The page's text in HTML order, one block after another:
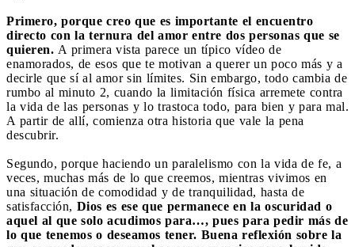
Primero, porque creo que es importante el encuentro
directo con la ternura del amor entre dos personas que se
quieren. A primera vista parece un típico vídeo de
enamorados, de esos que te motivan a querer un poco más y a
decirle que sí al amor sin límites. Sin embargo, todo cambia de
rumbo al minuto 2, cuando la limitación física arremete contra
la vida de las personas y lo trastoca todo, para bien y para mal.
A partir de allí, comienza otra historia que vale la pena
descubrir.
Segundo, porque haciendo un paralelismo con la vida de fe, a
veces, muchas más de lo que creemos, mientras vivimos en
una situación de comodidad y de tranquilidad, hasta de
satisfacción, Dios es ese que permanece en la oscuridad o
aquel al que solo acudimos para…, pues para pedir más de
lo que tenemos o deseamos tener. Buena reflexión sobre la